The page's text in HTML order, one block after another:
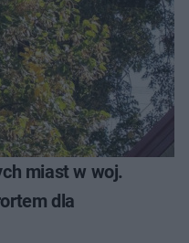
miast w woj.
dla